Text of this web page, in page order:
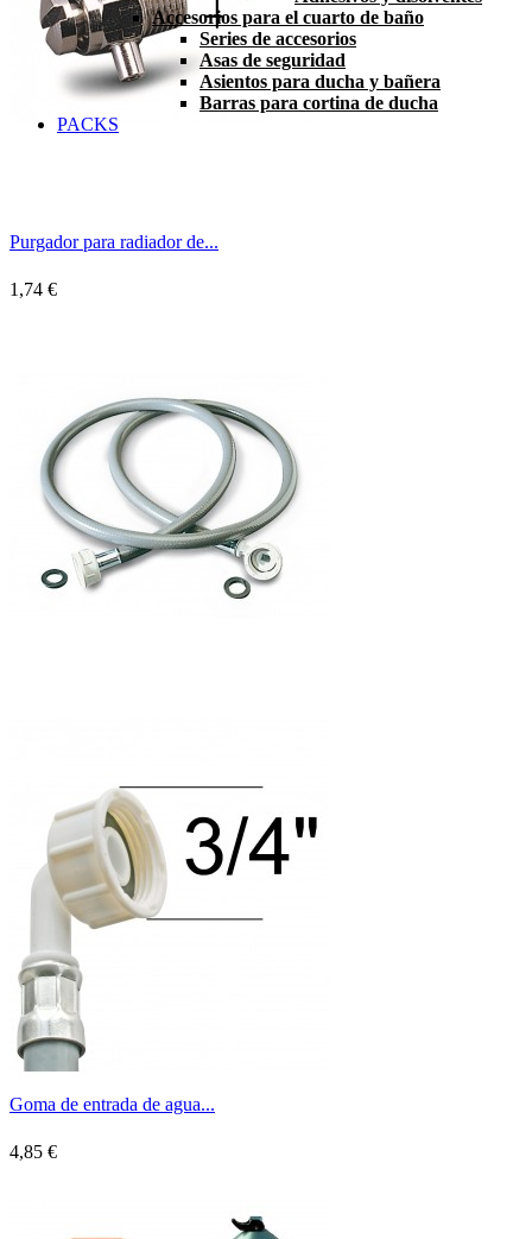
Accesorios para el cuarto de baño
Series de accesorios
Asas de seguridad
Asientos para ducha y bañera
Barras para cortina de ducha
PACKS
Purgador para radiador de...
1,74 €
Goma de entrada de agua...
4,85 €